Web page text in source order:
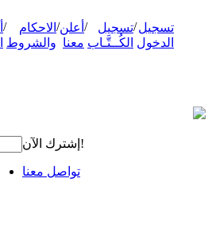
تسجيل
الدخول
/تسجيل
الكُــتَّـاب
/ أعلن
معنا
/ الاحكام
والشروط
/
إشترك الآن!
تواصل معنا